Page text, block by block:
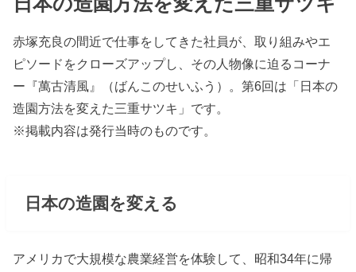
赤塚充良の間近で仕事をしてきた社員が、取り組みやエ
ピソードをクローズアップし、その人物像に迫るコーナ
ー『萬古清風』（ばんこのせいふう）。第6回は「日本の
造園方法を変えた三重サツキ」です。
※掲載内容は発行当時のものです。
日本の造園を変える
アメリカで大規模な農業経営を体験して、昭和34年に帰